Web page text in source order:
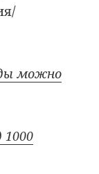
можно
1000